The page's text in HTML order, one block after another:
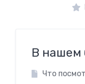
В нашем
Что